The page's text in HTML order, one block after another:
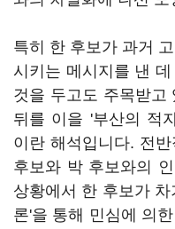
특히 한 후보가 과거
시키는 메시지를 낸
것을 두고도 주목받고
뒤를 이을 '부산의 적
이란 해석입니다. 전
후보와 박 후보와의
상황에서 한 후보가
론'을 통해 민심에 의